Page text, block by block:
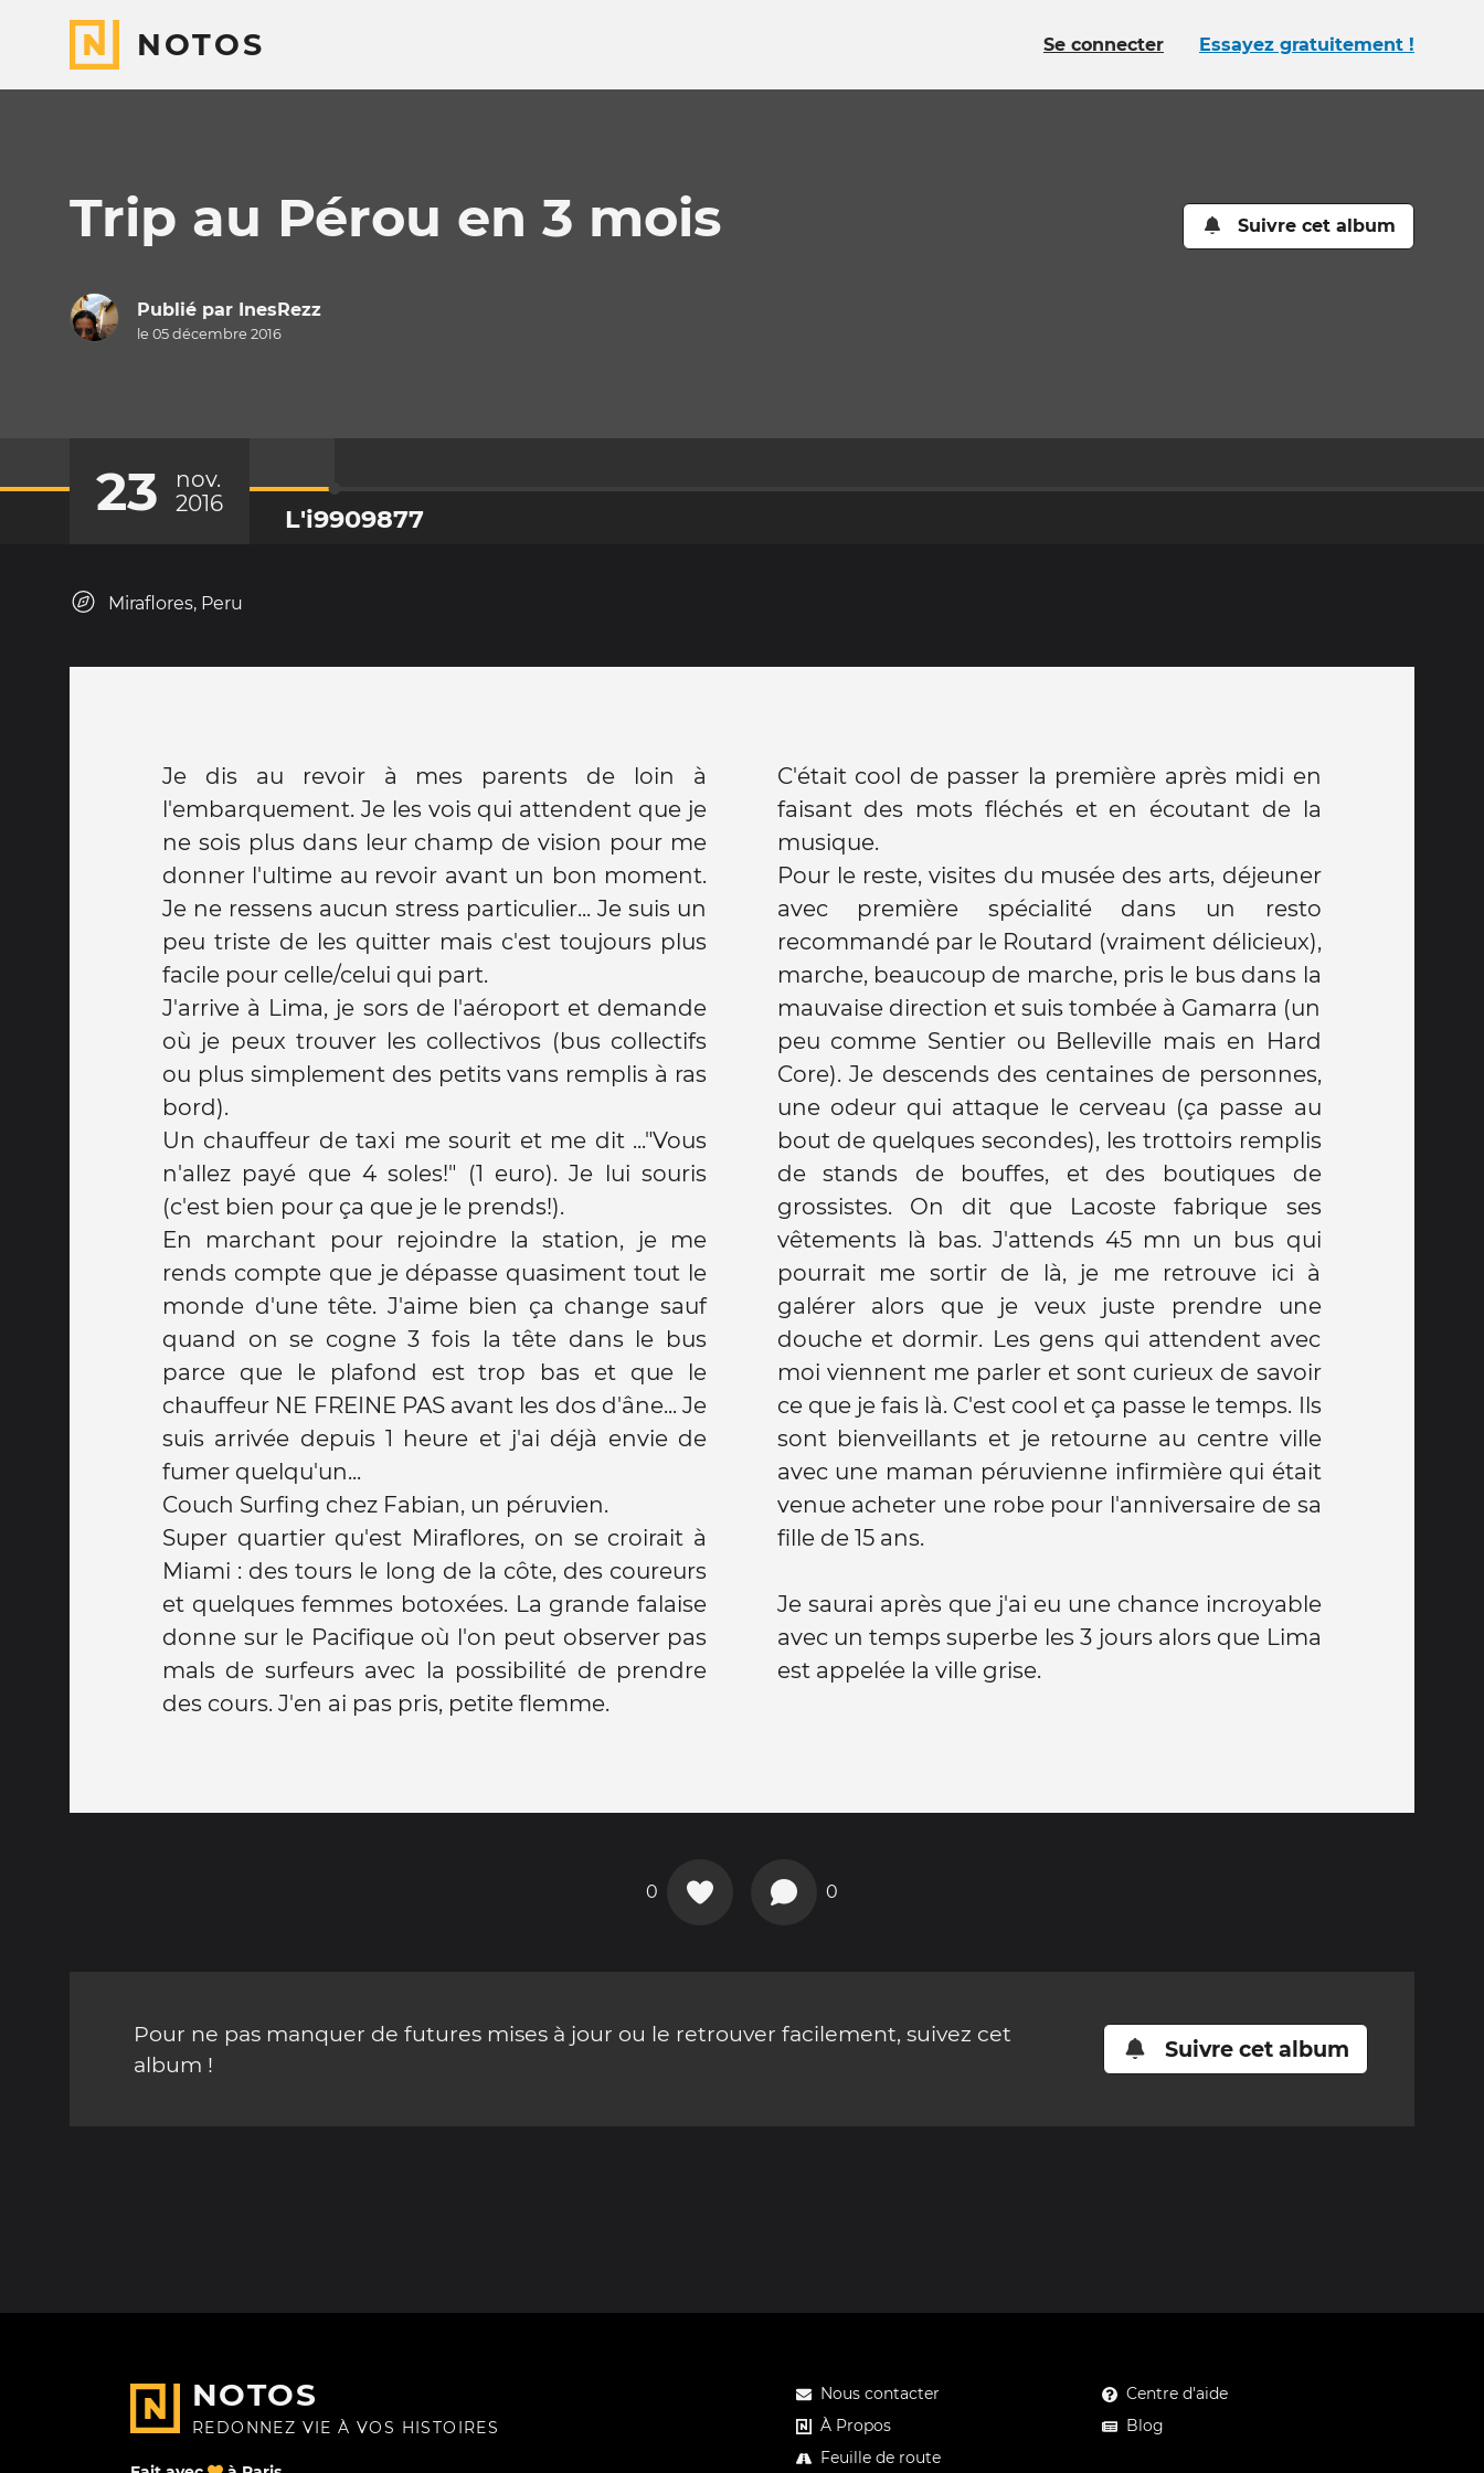
NOTOS Se connecter Essayez gratuitement !
Trip au Pérou en 3 mois Suivre cet album
Publié par InesRezz
le 05 décembre 2016
23
nov.
2016
L'i9909877
Miraflores, Peru
Je dis au revoir à mes parents de loin à
l'embarquement. Je les vois qui attendent que je
ne sois plus dans leur champ de vision pour me
donner l'ultime au revoir avant un bon moment.
Je ne ressens aucun stress particulier... Je suis un
peu triste de les quitter mais c'est toujours plus
facile pour celle/celui qui part.
J'arrive à Lima, je sors de l'aéroport et demande
où je peux trouver les collectivos (bus collectifs
ou plus simplement des petits vans remplis à ras
bord).
Un chauffeur de taxi me sourit et me dit ..."Vous
n'allez payé que 4 soles!" (1 euro). Je lui souris
(c'est bien pour ça que je le prends!).
En marchant pour rejoindre la station, je me
rends compte que je dépasse quasiment tout le
monde d'une tête. J'aime bien ça change sauf
quand on se cogne 3 fois la tête dans le bus
parce que le plafond est trop bas et que le
chauffeur NE FREINE PAS avant les dos d'âne... Je
suis arrivée depuis 1 heure et j'ai déjà envie de
fumer quelqu'un...
Couch Surfing chez Fabian, un péruvien.
Super quartier qu'est Miraflores, on se croirait à
Miami : des tours le long de la côte, des coureurs
et quelques femmes botoxées. La grande falaise
donne sur le Pacifique où l'on peut observer pas
mals de surfeurs avec la possibilité de prendre
des cours. J'en ai pas pris, petite flemme.
C'était cool de passer la première après midi en
faisant des mots fléchés et en écoutant de la
musique.
Pour le reste, visites du musée des arts, déjeuner
avec première spécialité dans un resto
recommandé par le Routard (vraiment délicieux),
marche, beaucoup de marche, pris le bus dans la
mauvaise direction et suis tombée à Gamarra (un
peu comme Sentier ou Belleville mais en Hard
Core). Je descends des centaines de personnes,
une odeur qui attaque le cerveau (ça passe au
bout de quelques secondes), les trottoirs remplis
de stands de bouffes, et des boutiques de
grossistes. On dit que Lacoste fabrique ses
vêtements là bas. J'attends 45 mn un bus qui
pourrait me sortir de là, je me retrouve ici à
galérer alors que je veux juste prendre une
douche et dormir. Les gens qui attendent avec
moi viennent me parler et sont curieux de savoir
ce que je fais là. C'est cool et ça passe le temps. Ils
sont bienveillants et je retourne au centre ville
avec une maman péruvienne infirmière qui était
venue acheter une robe pour l'anniversaire de sa
fille de 15 ans.
Je saurai après que j'ai eu une chance incroyable
avec un temps superbe les 3 jours alors que Lima
est appelée la ville grise.
0 0
Pour ne pas manquer de futures mises à jour ou le retrouver facilement, suivez cet
album !
Suivre cet album
NOTOS
REDONNEZ VIE À VOS HISTOIRES
Nous contacter
À Propos
Feuille de route
Centre d'aide
Blog